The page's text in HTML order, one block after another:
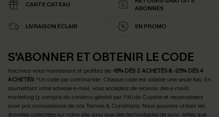
CARTE CATEAU
ABONNÉS
LIVRAISON ÉCLAIR EN PROMO
S'ABONNER ET OBTENIR LE CODE
Inscrivez-vous maintenant et profitez de -15% DÈS 2 ACHETÉS & -25% DÈS 4
ACHETÉS! *Un code par commande. Chaque code est valable une seule fois. En
soumettant votre adresse e-mail, vous acceptez de recevoir des e-mails
marketing (y compris du contenu généré par l'IA) de Cupshe et reconnaissez
avoir pris connaissance de nosTermes & Conditions. Nous pouvons utiliser les
données collectées sur notre site ainsi que des technologies de suivi, telles que